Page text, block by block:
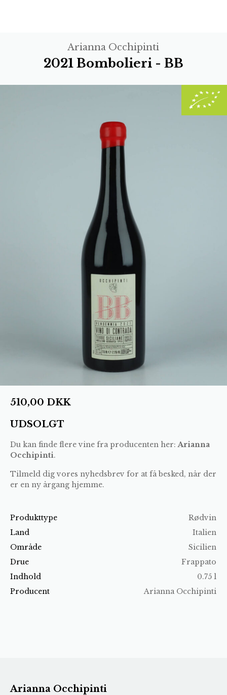
Arianna Occhipinti
2021 Bombolieri - BB
Produkttype
Rødvin
Land
Italien
Område
Sicilien
Drue
Frappato
Indhold
0.75 l
Producent
Arianna Occhipinti
510,00 DKK
UDSOLGT
Du kan finde flere vine fra producenten her: Arianna
Occhipinti.
Tilmeld dig vores nyhedsbrev for at få besked, når der
er en ny årgang hjemme.
Arianna Occhipinti